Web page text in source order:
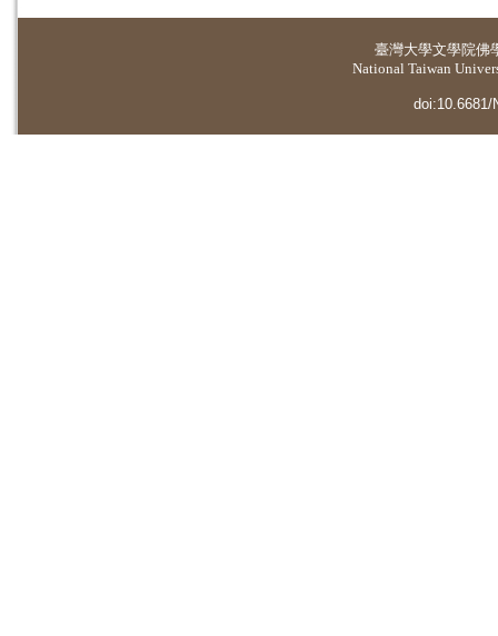
臺灣大學文學院佛
National Taiwan
doi:10.6681/